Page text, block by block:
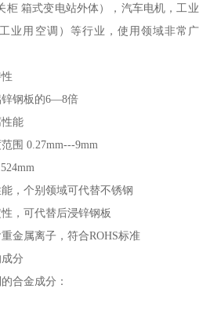
柜 箱式变电站外体），汽车电机，工业
业用空调）等行业，使用领域非常广
锌钢板的6—8倍
能
围 0.27mm---9mm
，个别领域可代替不锈钢
，可代替后浸锌钢板
金属离子，符合ROHS标准
分
合金成分：